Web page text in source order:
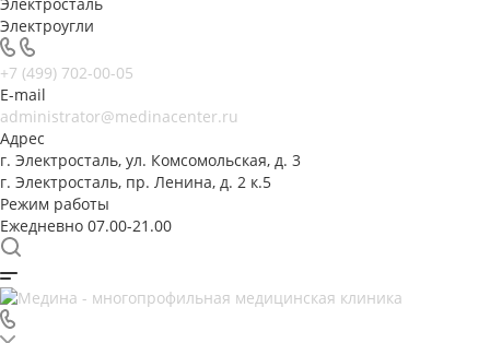
Электроугли
+7 (499) 702-00-05
E-mail
administrator@medinacenter.ru
Адрес
г. Электросталь, ул. Комсомольская, д. 3
г. Электросталь, пр. Ленина, д. 2 к.5
Режим работы
Ежедневно 07.00-21.00